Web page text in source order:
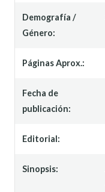
Demografía /
Género:
Páginas Aprox.:
Fecha de
publicación:
Editorial:
Sinopsis: